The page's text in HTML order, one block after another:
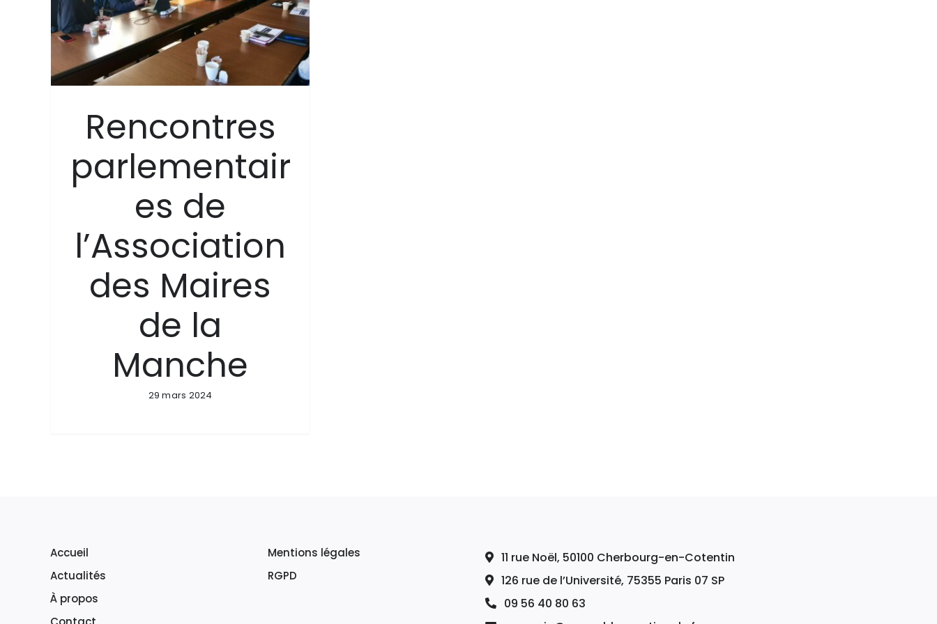
Rencontres
parlementair
es de
l’Association
des Maires
de la
Manche
29 mars 2024
Accueil
Actualités
À propos
Mentions légales
RGPD
11 rue Noël, 50100 Cherbourg-en-Cotentin
126 rue de l’Université, 75355 Paris 07 SP
09 56 40 80 63